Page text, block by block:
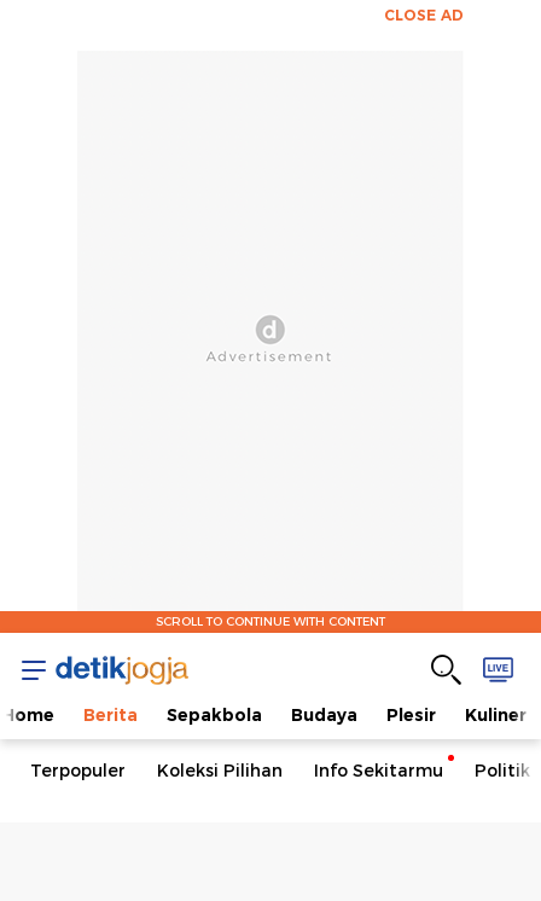
CLOSE AD
SCROLL TO CONTINUE WITH CONTENT
Home Berita Sepakbola Budaya Plesir Kuliner
Terpopuler Koleksi Pilihan Info Sekitarmu Politik